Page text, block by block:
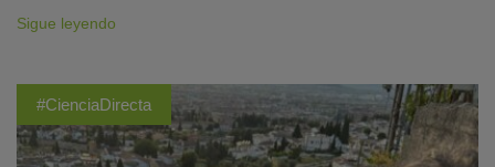
Sigue leyendo
#CienciaDirecta